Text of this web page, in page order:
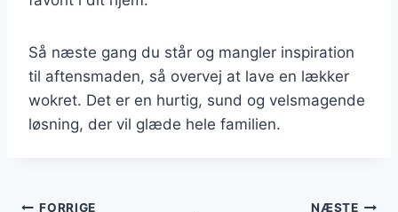
Så næste gang du står og mangler inspiration
til aftensmaden, så overvej at lave en lækker
wokret. Det er en hurtig, sund og velsmagende
løsning, der vil glæde hele familien.
FORRIGE NÆSTE